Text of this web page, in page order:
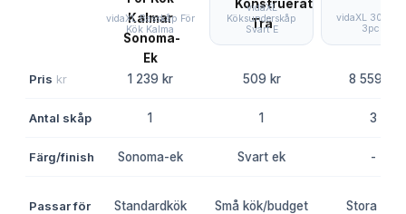
vidaXL Basskåp För
Kök Kalma
vidaXL
Köksunderskåp
Svart E
vidaXL
3pcs
Pris kr 1 239 kr 509 kr 8 559 kr
Antal skåp 1 1 3
Färg/finish Sonoma-ek Svart ek -
Passar för Standardkök Små kök/budget Stora kök